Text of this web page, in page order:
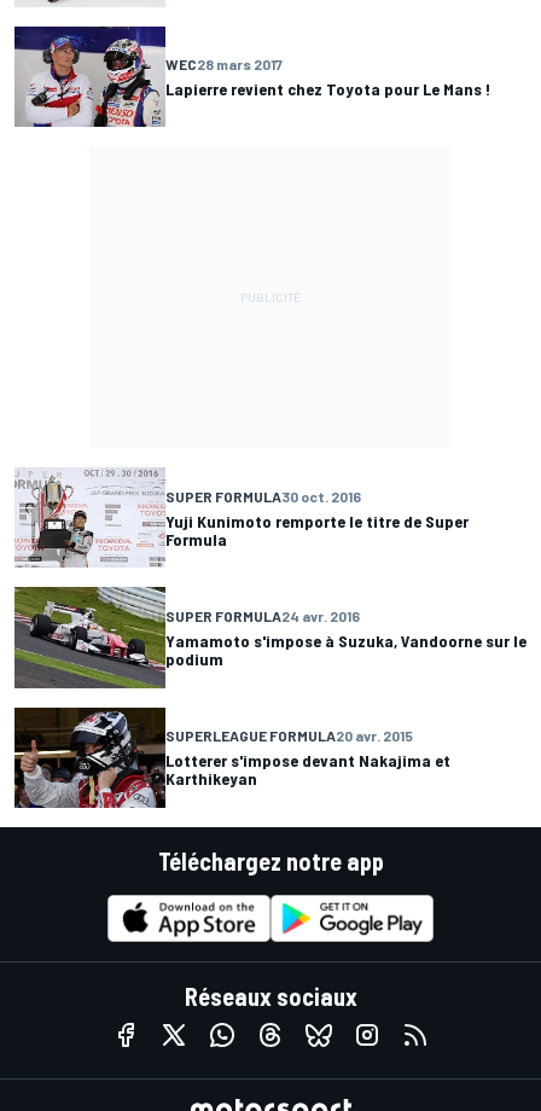
WEC28 mars 2017
Lapierre revient chez Toyota pour Le Mans !
SUPER FORMULA30 oct. 2016
Yuji Kunimoto remporte le titre de Super
Formula
SUPER FORMULA24 avr. 2016
Yamamoto s'impose à Suzuka, Vandoorne sur le
podium
SUPERLEAGUE FORMULA20 avr. 2015
Lotterer s'impose devant Nakajima et
Karthikeyan
Téléchargez notre app
Réseaux sociaux